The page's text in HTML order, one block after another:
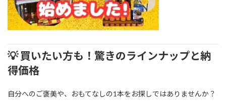
💡 買いたい方も！驚きのラインナップと納
得価格
自分へのご褒美や、おもてなしの1本をお探しではありませんか？